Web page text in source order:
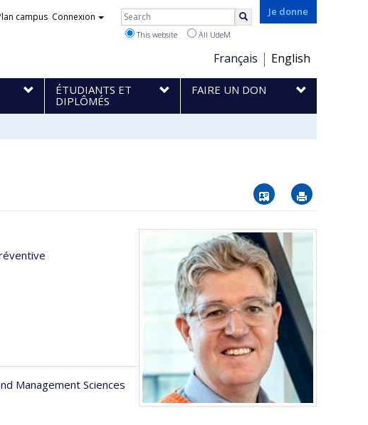
Je donne
Choix
de
la
langue
Français English
campus Connexion Rechercher
This website All UdeM
ÉTUDIANTS ET
DIPLÔMÉS
FAIRE UN DON
Vcard
Management Sciences